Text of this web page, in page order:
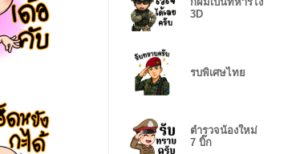
3D
รบพิเศษไทย
ตำรวจน้องใหม่
7 บิ๊ก